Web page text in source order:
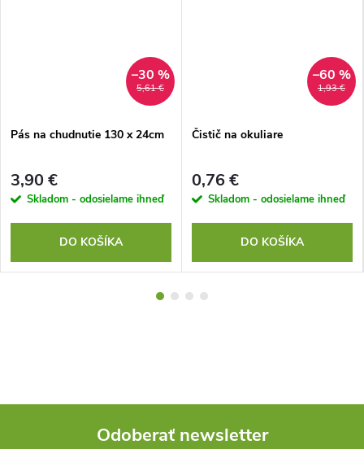
5,61 €
–30 %
Pás na chudnutie 130 x 24cm
3,90 €
Skladom - odosielame ihneď
DO KOŠÍKA
1,93 €
–60 %
Čistič na okuliare
0,76 €
Skladom - odosielame ihneď
DO KOŠÍKA
Odoberať newsletter